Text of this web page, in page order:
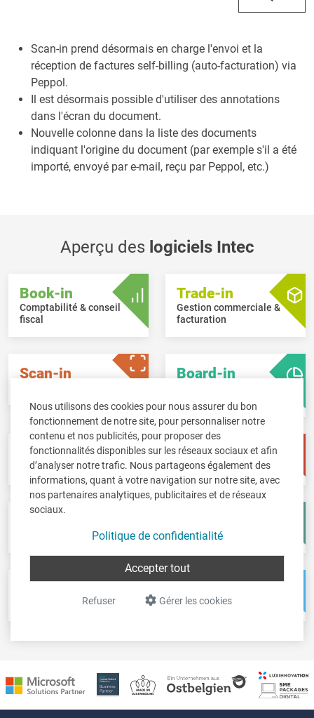
Nous utilisons des cookies pour nous assurer du bon
fonctionnement de notre site, pour personnaliser notre
contenu et nos publicités, pour proposer des
fonctionnalités disponibles sur les réseaux sociaux et afin
d’analyser notre trafic. Nous partageons également des
informations, quant à votre navigation sur notre site, avec
nos partenaires analytiques, publicitaires et de réseaux
sociaux.
Politique de confidentialité
Gérer les cookies
Refuser
Accepter tout
Scan-in prend désormais en charge l'envoi et la
réception de factures self-billing (auto-facturation) via
Peppol.
Il est désormais possible d'utiliser des annotations
dans l'écran du document.
Nouvelle colonne dans la liste des documents
indiquant l'origine du document (par exemple s'il a été
importé, envoyé par e-mail, reçu par Peppol, etc.)
Aperçu des logiciels Intec
Book-in
Comptabilité & conseil
fiscal
Trade-in
Gestion commerciale &
facturation
Scan-in Board-in
Pay-in
Gestion des salaires
Time-in
Gestion de temps
Déclarations fiscales Comptes annuels
Solutions web